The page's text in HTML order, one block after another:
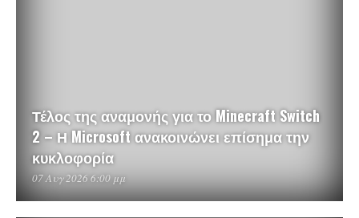
Τέλος της αναμονής για το Minecraft Switch
2 – Η Microsoft ανακοινώνει επίσημα την
κυκλοφορία
07 Αυγ 2026 6:00 μμ